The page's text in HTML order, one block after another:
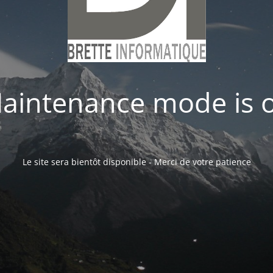
mode is
Le site sera bientôt disponible - Merci de votre patience